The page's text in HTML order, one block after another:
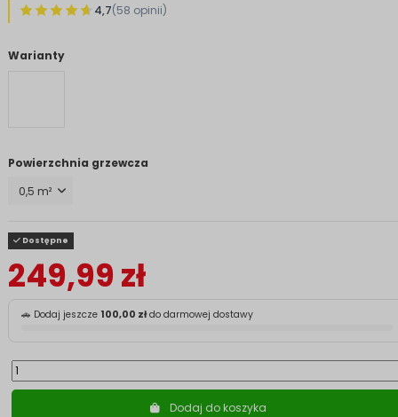
4,7(58 opinii)
Warianty
Powierzchnia grzewcza
Dostępne
249,99 zł
🚗 Dodaj jeszcze 100,00 złdo darmowej dostawy
Dodaj do koszyka